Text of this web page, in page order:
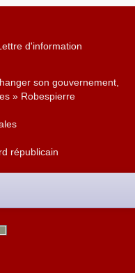
d'information
son gouvernement,
» Robespierre
républicain